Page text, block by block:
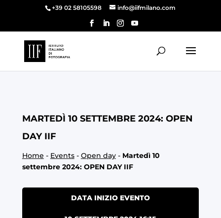
+39 02 58105598 info@iifmilano.com
MARTEDÌ 10 SETTEMBRE 2024: OPEN
DAY IIF
Home - Events- Open day- Martedì 10
settembre 2024: OPEN DAY IIF
DATA INIZIO EVENTO